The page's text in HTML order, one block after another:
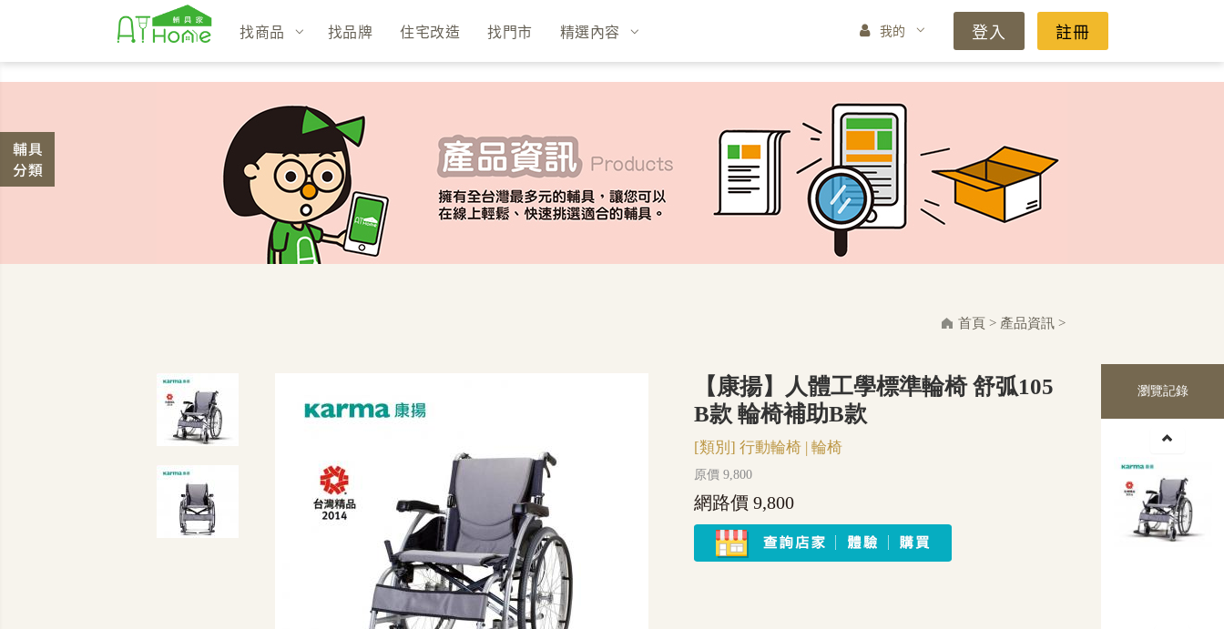
找商品 找品牌 住宅改造 找門市 精選內容 我的 登入 註冊
首頁 > 產品資訊 >
【康揚】人體工學標準輪椅 舒弧105
B款 輪椅補助B款
[類別] 行動輪椅 | 輪椅
原價 9,800
網路價 9,800
瀏覽記錄